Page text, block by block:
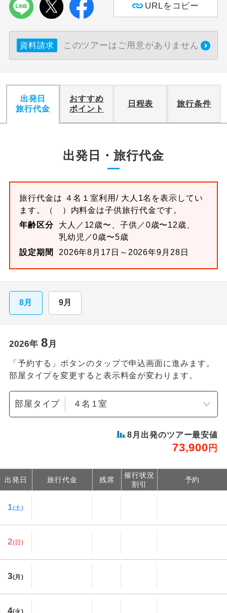
URLをコピー
資料請求 このツアーはご用意がありません
出発日
旅行代金
おすすめ
ポイント
日程表 旅行条件
出発日・旅行代金
旅行代金は ４名１室利用/ 大人1名を表示してい
ます。
（ ）内料金は子供旅行代金です。
年齢区分
大人／12歳〜、子供／0歳〜12歳、
乳幼児／0歳〜5歳
設定期間
2026年8月17日～2026年9月28日
8月 9月
2026年 8月
「予約する」ボタンのタップで申込画面に進みます。
部屋タイプを変更すると表示料金が変わります。
部屋タイプ
8 月出発のツアー最安値
73,900 円
出発日 旅行代金 残席
催行状況
割引
予約
1(土)
2(日)
3(月)
4
おひとり様バ
おひとり様でバス席を2席利⽤できま